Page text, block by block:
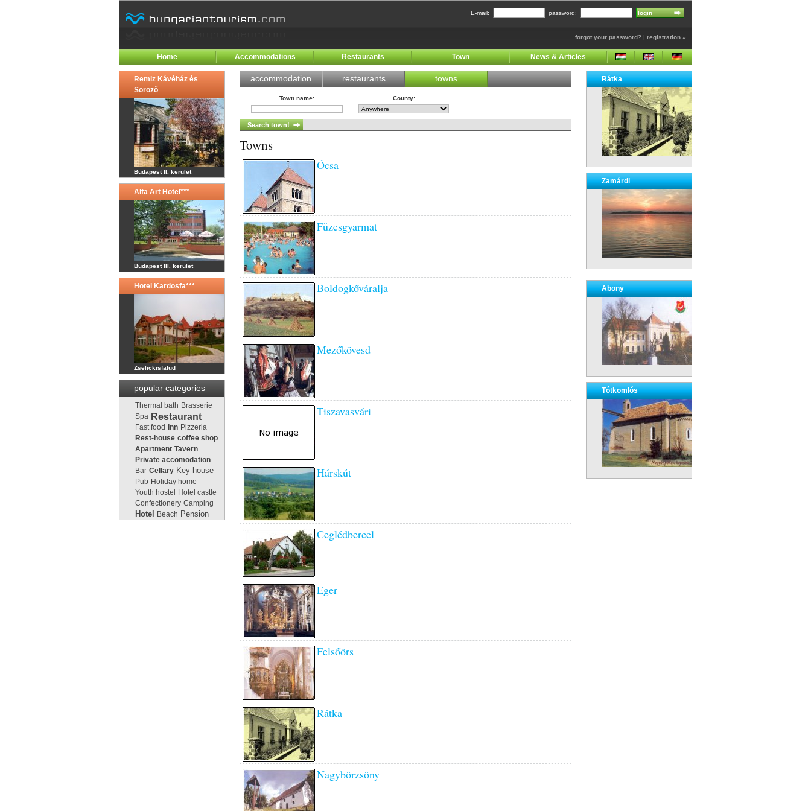
E-mail: password:
forgot your password? | registration »
Home Accommodations Restaurants Town News & Articles
Remiz Kávéház és
Söröző
Budapest II. kerület
Alfa Art Hotel***
Budapest III. kerület
Hotel Kardosfa***
Zselickisfalud
popular categories
Thermal bath Brasserie
Spa Restaurant
Fast food Inn Pizzeria
Rest-house coffee shop
Apartment Tavern
Private accomodation
Bar Cellary Key house
Pub Holiday home
Youth hostel
Hotel castle
Confectionery Camping
Hotel
Beach Pension
accommodation restaurants towns
Town name: County:
Towns
Ócsa
Füzesgyarmat
Boldogkőváralja
Mezőkövesd
Tiszavasvári
Hárskút
Ceglédbercel
Eger
Felsőörs
Rátka
Nagybörzsöny
Rátka
Zamárdi
Abony
Tótkomlós